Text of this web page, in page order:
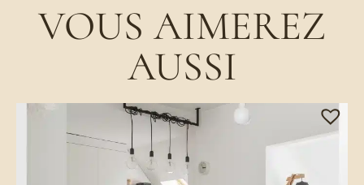
VOUS AIMEREZ
AUSSI